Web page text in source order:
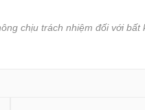
chịu trách nhiệm đối với bất